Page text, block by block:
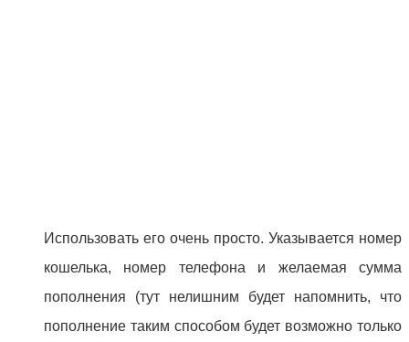
Использовать его очень просто. Указывается номер
кошелька, номер телефона и желаемая сумма
пополнения (тут нелишним будет напомнить, что
пополнение таким способом будет возможно только